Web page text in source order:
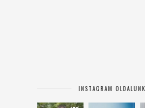
INSTAGRAM OLDALUNK